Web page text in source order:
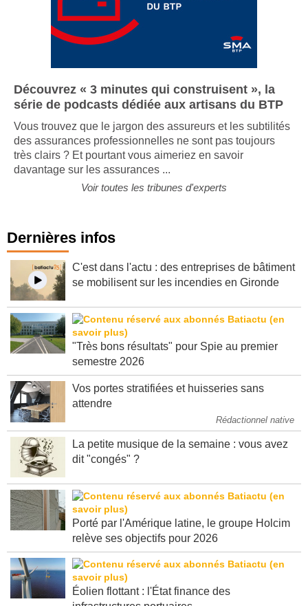
Découvrez « 3 minutes qui construisent », la
série de podcasts dédiée aux artisans du BTP
Vous trouvez que le jargon des assureurs et les subtilités
des assurances professionnelles ne sont pas toujours
très clairs ? Et pourtant vous aimeriez en savoir
Dernières infos
C'est dans l'actu : des entreprises de bâtiment
"Très bons résultats" pour Spie au premier
Vos portes stratifiées et huisseries sans
Rédactionnel native
La petite musique de la semaine : vous avez
Porté par l'Amérique latine, le groupe Holcim
Éolien flottant : l'État finance des